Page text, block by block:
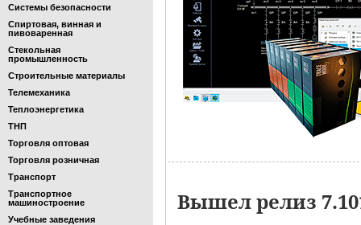
Системы безопасности
Спиртовая, винная и
пивоваренная
Стекольная
промышленность
Строительные материалы
Телемеханика
Теплоэнергетика
ТНП
Торговля оптовая
Торговля розничная
Транспорт
Транспортное
машиностроение
Учебные заведения
Вышел релиз